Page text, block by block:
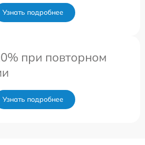
Узнать подробнее
при повторном
Узнать подробнее